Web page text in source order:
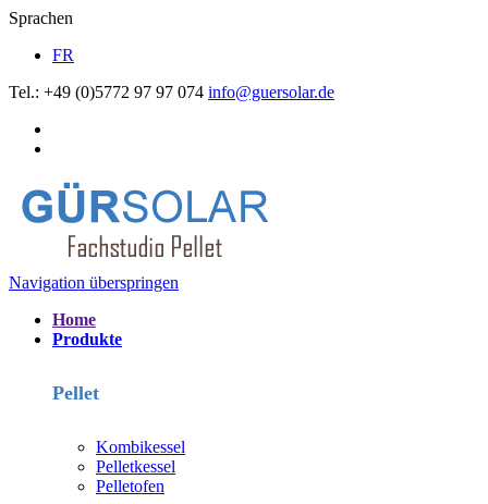
Sprachen
FR
Tel.: +49 (0)5772 97 97 074 info@guersolar.de
Navigation überspringen
Home
Produkte
Pellet
Kombikessel
Pelletkessel
Pelletofen